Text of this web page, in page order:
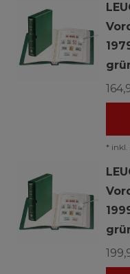
* inkl.